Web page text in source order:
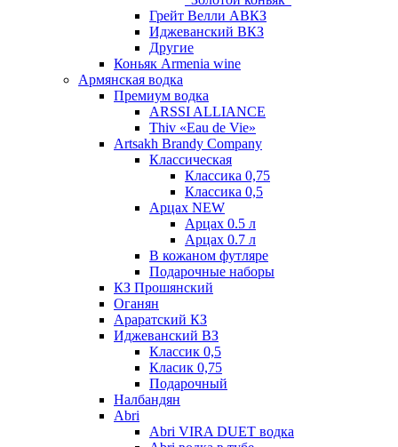
Грейт Велли АВКЗ
Иджеванский ВКЗ
Другие
Коньяк Armenia wine
Армянская водка
Премиум водка
ARSSI ALLIANCE
Thiv «Eau de Vie»
Artsakh Brandy Company
Классическая
Классика 0,75
Классика 0,5
Арцах NEW
Арцах 0.5 л
Арцах 0.7 л
В кожаном футляре
Подарочные наборы
КЗ Прошянский
Оганян
Араратский КЗ
Иджеванский ВЗ
Классик 0,5
Класик 0,75
Подарочный
Налбандян
Abri
Abri VIRA DUET водка